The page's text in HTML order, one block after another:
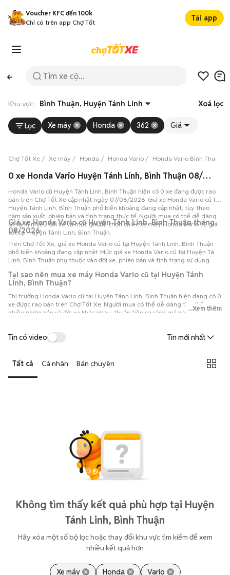
Voucher KFC đến 100k
Chỉ có trên app Chợ Tốt
Tải app
Khu vực: Bình Thuận, Huyện Tánh Linh Xoá lọc
Lọc Xe máy Honda 362 Giá
Chợ Tốt Xe Xe máy Honda Honda Vario Honda Vario Bình Thuận
0 xe Honda Vario Huyện Tánh Linh, Bình Thuận 08/2026
Honda Vario cũ Huyện Tánh Linh, Bình Thuận hiện có 0 xe đang được rao
bán trên Chợ Tốt Xe cập nhật ngày 07/08/2026. Giá xe Honda Vario cũ tại
Huyện Tánh Linh, Bình Thuận phổ biến khoảng đang cập nhật, tùy theo
năm sản xuất, phiên bản và tình trạng thực tế. Người mua có thể dễ dàng
so sánh nhiều đời xe và mức giá để chọn chiếc xe máy Honda Vario cũ giá
tốt tại Huyện Tánh Linh, Bình Thuận.
Giá xe Honda Vario cũ Huyện Tánh Linh, Bình Thuận tháng
08/2026
Trên Chợ Tốt Xe, giá xe Honda Vario cũ tại Huyện Tánh Linh, Bình Thuận
phổ biến khoảng đang cập nhật. Mức giá xe Honda Vario cũ tại Huyện Tánh
Linh, Bình Thuận phụ thuộc vào đời xe, phiên bản và tình trạng sử dụng.
Tại sao nên mua xe máy Honda Vario cũ tại Huyện Tánh
Linh, Bình Thuận?
Thị trường Honda Vario cũ tại Huyện Tánh Linh, Bình Thuận hiện đang có 0
xe được rao bán trên Chợ Tốt Xe. Người mua có thể dễ dàng tìm thấy
nhiều phiên bản và đời xe khác nhau, thuận tiện so sánh giá bán, tình trạng
...Xem thêm
Tin có video Tin mới nhất
Tất cả Cá nhân Bán chuyên
Không tìm thấy kết quả phù hợp tại Huyện
Tánh Linh, Bình Thuận
Hãy xóa một số bộ lọc hoặc thay đổi khu vực tìm kiếm để xem
nhiều kết quả hơn
Xe máy Honda Vario